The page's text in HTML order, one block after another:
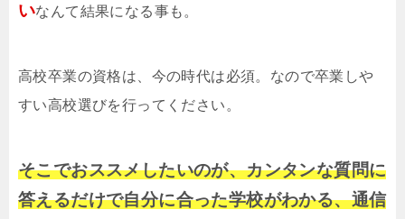
いなんて結果になる事も。
高校卒業の資格は、今の時代は必須。なので卒業しや
すい高校選びを行ってください。
そこでおススメしたいのが、カンタンな質問に
答えるだけで自分に合った学校がわかる、通信